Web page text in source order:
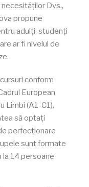
Dvs.,
propune
adulți, studenți
ar fi nivelul de
conform
European
Limbi (A1-C1),
să optați
perfecționare
sunt formate
la 14 persoane